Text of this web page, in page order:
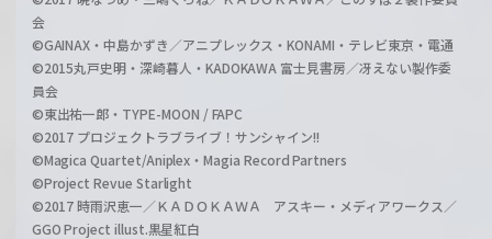
会
©GAINAX・中島かずき／アニプレックス・KONAMI・テレビ東京・電通
©2015丸戸史明・深崎暮人・KADOKAWA 富士見書房／冴えない製作委
員会
©東出祐一郎・TYPE-MOON / FAPC
©2017 プロジェクトラブライブ！サンシャイン!!
©Magica Quartet/Aniplex・Magia Record Partners
©Project Revue Starlight
©2017 時雨沢恵一／ＫＡＤＯＫＡＷＡ アスキー・メディアワークス／
GGO Project illust.黒星紅白